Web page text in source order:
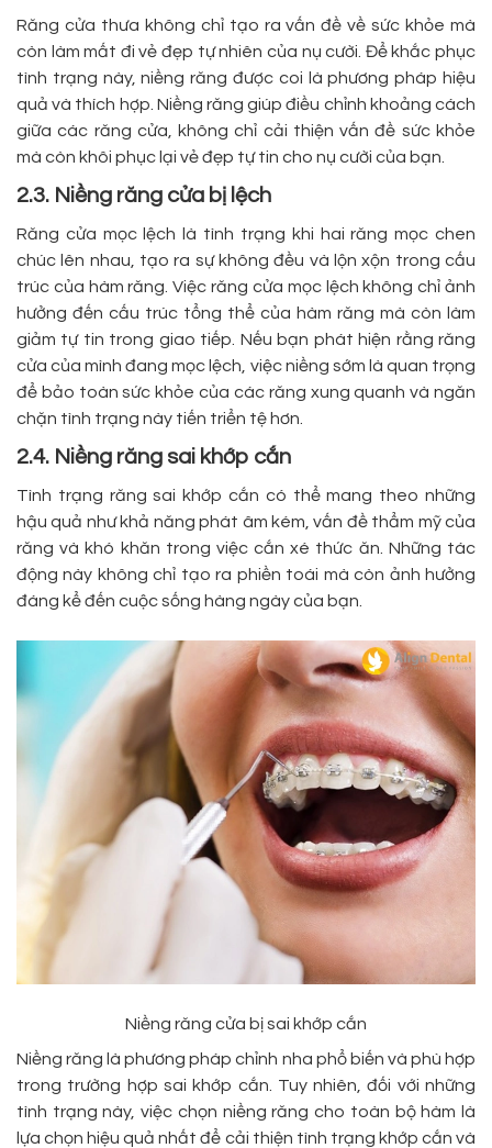
Răng cửa thưa không chỉ tạo ra vấn đề về sức khỏe mà
còn làm mất đi vẻ đẹp tự nhiên của nụ cười. Để khắc phục
tình trạng này, niềng răng được coi là phương pháp hiệu
quả và thích hợp. Niềng răng giúp điều chỉnh khoảng cách
giữa các răng cửa, không chỉ cải thiện vấn đề sức khỏe
mà còn khôi phục lại vẻ đẹp tự tin cho nụ cười của bạn.
2.3. Niềng răng cửa bị lệch
Răng cửa mọc lệch là tình trạng khi hai răng mọc chen
chúc lên nhau, tạo ra sự không đều và lộn xộn trong cấu
trúc của hàm răng. Việc răng cửa mọc lệch không chỉ ảnh
hưởng đến cấu trúc tổng thể của hàm răng mà còn làm
giảm tự tin trong giao tiếp. Nếu bạn phát hiện rằng răng
cửa của mình đang mọc lệch, việc niềng sớm là quan trọng
để bảo toàn sức khỏe của các răng xung quanh và ngăn
chặn tình trạng này tiến triển tệ hơn.
2.4. Niềng răng sai khớp cắn
Tình trạng răng sai khớp cắn có thể mang theo những
hậu quả như khả năng phát âm kém, vấn đề thẩm mỹ của
răng và khó khăn trong việc cắn xé thức ăn. Những tác
động này không chỉ tạo ra phiền toái mà còn ảnh hưởng
đáng kể đến cuộc sống hàng ngày của bạn.
Niềng răng cửa bị sai khớp cắn
Niềng răng là phương pháp chỉnh nha phổ biến và phù hợp
trong trường hợp sai khớp cắn. Tuy nhiên, đối với những
tình trạng này, việc chọn niềng răng cho toàn bộ hàm là
lựa chọn hiệu quả nhất để cải thiện tình trạng khớp cắn và